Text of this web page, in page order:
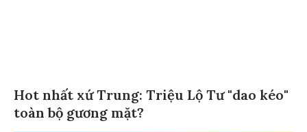
Hot nhất xứ Trung: Triệu Lộ Tư "dao kéo"
toàn bộ gương mặt?